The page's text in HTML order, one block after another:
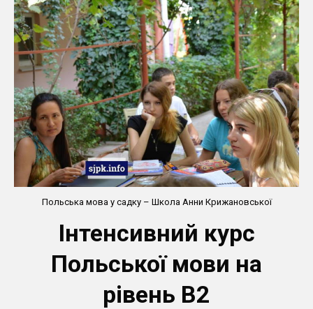
Польська мова у садку – Школа Анни Крижановської
Інтенсивний курс
Польської мови на
рівень B2